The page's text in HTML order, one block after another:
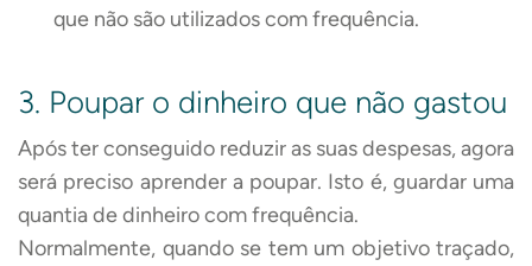
que não são utilizados com frequência.
3. Poupar o dinheiro que não gastou
Após ter conseguido reduzir as suas despesas, agora
será preciso aprender a poupar. Isto é, guardar uma
quantia de dinheiro com frequência.
Normalmente, quando se tem um objetivo traçado,